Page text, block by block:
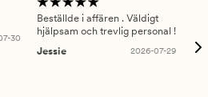
30
Beställde i affären . Väldigt
hjälpsam och trevlig personal !
Jessie
2026-07-29